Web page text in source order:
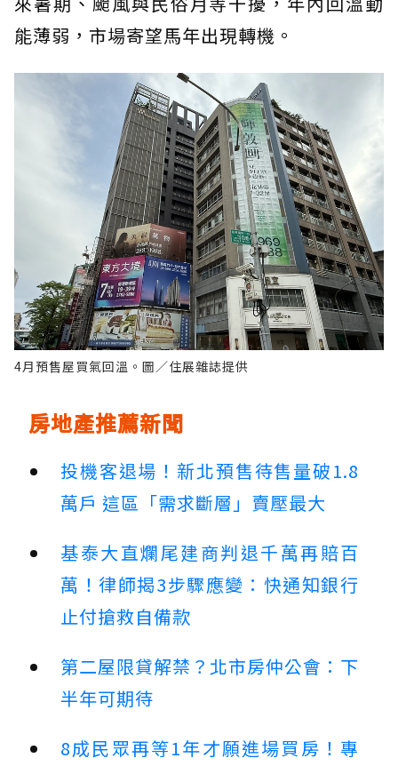
能薄弱，市場寄望馬年出現轉機。
4月預售屋買氣回溫。圖／住展雜誌提供
房地產推薦新聞
投機客退場！新北預售待售量破1.8
萬戶 這區「需求斷層」賣壓最大
基泰大直爛尾建商判退千萬再賠百
萬！律師揭3步驟應變：快通知銀行
止付搶救自備款
第二屋限貸解禁？北市房仲公會：下
半年可期待
8成民眾再等1年才願進場買房！專